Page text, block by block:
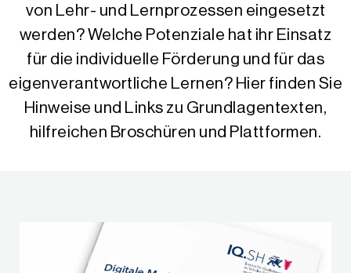
von Lehr- und Lernprozessen eingesetzt
werden? Welche Potenziale hat ihr Einsatz
für die individuelle Förderung und für das
eigenverantwortliche Lernen? Hier finden Sie
Hinweise und Links zu Grundlagentexten,
hilfreichen Broschüren und Plattformen.